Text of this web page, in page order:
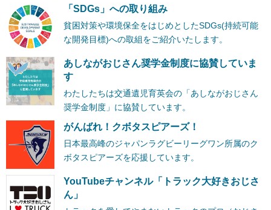
「SDGs」への取り組み
貧困対策や環境保全をはじめとしたSDGs(持続可能
な開発目標)への取組をご紹介いたします。
あしながおじさん奨学金制度に協賛していま
す
わたしたちは交通遺児育英会の「あしながおじさん
奨学金制度」に協賛しています。
がんばれ！クボタスピアーズ！
日本最高峰のジャパンラグビーリーグワン所属のク
ボタスピアーズを応援しています。
YouTubeチャンネル「トラック大好きおじさ
ん」